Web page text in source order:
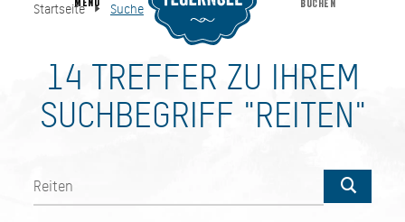
Startseite Suche
14 TREFFER ZU IHREM
SUCHBEGRIFF "REITEN"
Startseite Suche
MENU BUCHEN